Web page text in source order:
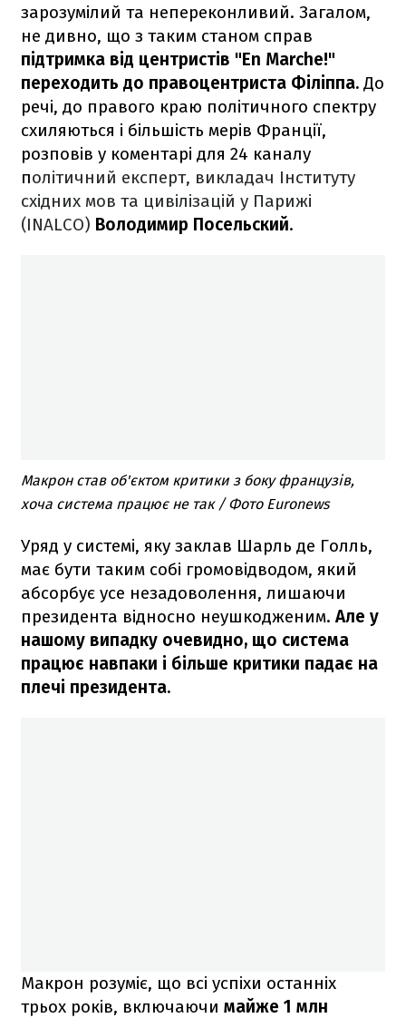
зарозумілий та непереконливий. Загалом,
не дивно, що з таким станом справ
підтримка від центристів "En Marche!"
переходить до правоцентриста Філіппа. До
речі, до правого краю політичного спектру
схиляються і більшість мерів Франції,
розповів у коментарі для 24 каналу
політичний експерт, викладач Інституту
східних мов та цивілізацій у Парижі
(INALCO) Володимир Посельский.
Макрон став об'єктом критики з боку французів,
хоча система працює не так / Фото Euronews
Уряд у системі, яку заклав Шарль де Голль,
має бути таким собі громовідводом, який
абсорбує усе незадоволення, лишаючи
президента відносно неушкодженим. Але у
нашому випадку очевидно, що система
працює навпаки і більше критики падає на
плечі президента.
Макрон розуміє, що всі успіхи останніх
трьох років, включаючи майже 1 млн